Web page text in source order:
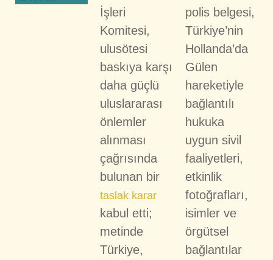
İşleri
Komitesi,
ulusötesi
baskıya karşı
daha güçlü
uluslararası
önlemler
alınması
çağrısında
bulunan bir
taslak karar
kabul etti;
metinde
Türkiye,
polis belgesi,
Türkiye’nin
Hollanda’da
Gülen
hareketiyle
bağlantılı
hukuka
uygun sivil
faaliyetleri,
etkinlik
fotoğrafları,
isimler ve
örgütsel
bağlantılar